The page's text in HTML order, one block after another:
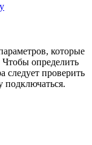
которые
определить
следует проверить
подключаться.